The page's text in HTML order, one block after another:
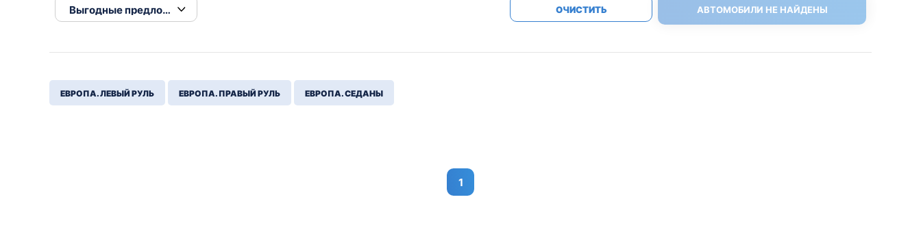
ОЧИСТИТЬ АВТОМОБИЛИ НЕ НАЙДЕНЫ
ЕВРОПА. ЛЕВЫЙ РУЛЬ ЕВРОПА. ПРАВЫЙ РУЛЬ ЕВРОПА. СЕДАНЫ
1